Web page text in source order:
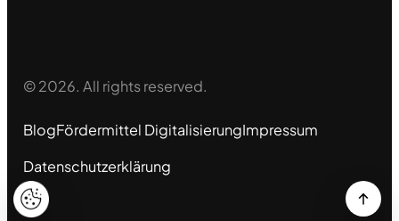
© 2026. All rights reserved.
BlogFördermittel DigitalisierungImpressum
Datenschutzerklärung